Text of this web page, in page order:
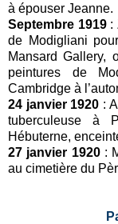
à épouser Jeanne.
Septembre 1919:
de Modigliani
Mansard Gallery,
peintures de
Cambridge à
24 janvier 1920 :
tuberculeuse à
Hébuterne,
27 janvier 1920:
au cimetière du